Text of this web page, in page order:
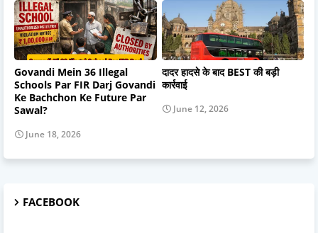
Govandi Mein 36 Illegal
Schools Par FIR Darj Govandi
Ke Bachchon Ke Future Par
Sawal?
June 18, 2026
दादर हादसे के बाद BEST की बड़ी
कार्रवाई
June 12, 2026
FACEBOOK